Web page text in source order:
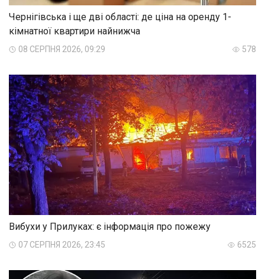
Чернігівська і ще дві області: де ціна на оренду 1-
кімнатної квартири найнижча
08 СЕРПНЯ 2026, 09:29 578
Вибухи у Прилуках: є інформація про пожежу
07 СЕРПНЯ 2026, 23:45 6525